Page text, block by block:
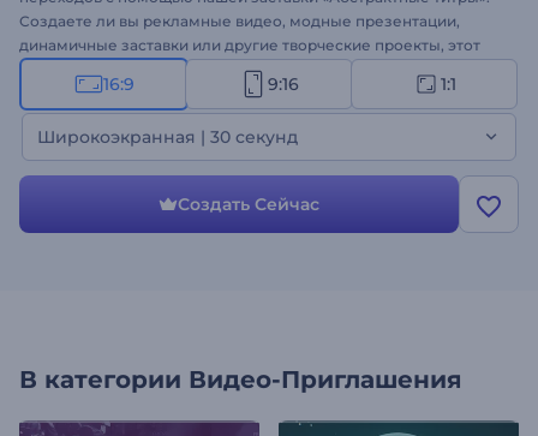
Создаете ли вы рекламные видео, модные презентации,
динамичные заставки или другие творческие проекты, этот
шаблон - ваш идеальный выбор. Настройка - дело нескольких
минут: загрузите медиафайлы, наберите текст, вставьте
логотип и оживите видео энергичным музыкальным треком
или закадровым голосом. Попробуйте прямо сейчас и
покорите свою аудиторию абстрактными титрами!
16:9 9:16 1:1
Широкоэкранная | 30 секунд
Создать Сейчас
В категории Видео-Приглашения